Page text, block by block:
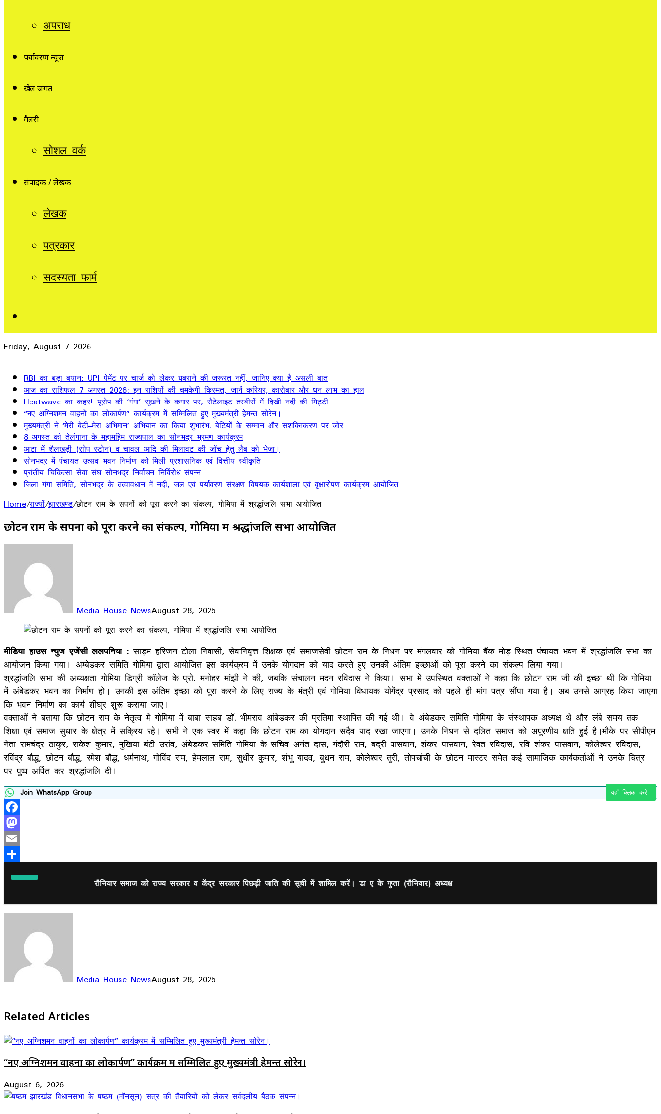
अपराध
पर्यावरण न्यूज़
खेल जगत
गैलरी
सोशल वर्क
संपादक / लेखक
लेखक
पत्रकार
सदस्यता फार्म
Friday, August 7 2026
RBI का बड़ा बयान: UPI पेमेंट पर चार्ज को लेकर घबराने की जरूरत नहीं, जानिए क्या है असली बात
आज का राशिफल 7 अगस्त 2026: इन राशियों की चमकेगी किस्मत, जानें करियर, कारोबार और धन लाभ का हाल
Heatwave का कहर! यूरोप की ‘गंगा’ सूखने के कगार पर, सैटेलाइट तस्वीरों में दिखी नदी की मिट्टी
“नए अग्निशमन वाहनों का लोकार्पण” कार्यक्रम में सम्मिलित हुए मुख्यमंत्री हेमन्त सोरेन।
मुख्यमंत्री ने ‘मेरी बेटी–मेरा अभिमान’ अभियान का किया शुभारंभ, बेटियों के सम्मान और सशक्तिकरण पर जोर
8 अगस्त को तेलंगाना के महामहिम राज्यपाल का सोनभद्र भ्रमण कार्यक्रम
आटा में शैलखड़ी (राोप स्टोन) व चावल आदि की मिलावट की जॉच हेतु लैब को भेजा।
सोनभद्र में पंचायत उत्सव भवन निर्माण को मिली प्रशासनिक एवं वित्तीय स्वीकृति
प्रांतीय चिकित्सा सेवा संघ सोनभद्र निर्वाचन निर्विरोध संपन्न
जिला गंगा समिति, सोनभद्र के तत्वावधान में नदी, जल एवं पर्यावरण संरक्षण विषयक कार्यशाला एवं वृक्षारोपण कार्यक्रम आयोजित
Home/राज्यों/झारखण्ड/छोटन राम के सपनों को पूरा करने का संकल्प, गोमिया में श्रद्धांजलि सभा आयोजित
छोटन राम के सपनों को पूरा करने का संकल्प, गोमिया में श्रद्धांजलि सभा आयोजित
Media House NewsAugust 28, 2025
Facebook
LinkedIn
WhatsApp
Telegram
मीडिया हाउस न्युज एजेंसी ललपनिया :साड़म हरिजन टोला निवासी, सेवानिवृत्त शिक्षक एवं समाजसेवी छोटन राम के निधन पर मंगलवार को गोमिया बैंक मोड़ स्थित पंचायत भवन में श्रद्धांजलि सभा का
आयोजन किया गया। अम्बेडकर समिति गोमिया द्वारा आयोजित इस कार्यक्रम में उनके योगदान को याद करते हुए उनकी अंतिम इच्छाओं को पूरा करने का संकल्प लिया गया।
श्रद्धांजलि सभा की अध्यक्षता गोमिया डिग्री कॉलेज के प्रो. मनोहर मांझी ने की, जबकि संचालन मदन रविदास ने किया। सभा में उपस्थित वक्ताओं ने कहा कि छोटन राम जी की इच्छा थी कि गोमिया
में अंबेडकर भवन का निर्माण हो। उनकी इस अंतिम इच्छा को पूरा करने के लिए राज्य के मंत्री एवं गोमिया विधायक योगेंद्र प्रसाद को पहले ही मांग पत्र सौंपा गया है। अब उनसे आग्रह किया जाएगा
कि भवन निर्माण का कार्य शीघ्र शुरू कराया जाए।
वक्ताओं ने बताया कि छोटन राम के नेतृत्व में गोमिया में बाबा साहब डॉ. भीमराव आंबेडकर की प्रतिमा स्थापित की गई थी। वे अंबेडकर समिति गोमिया के संस्थापक अध्यक्ष थे और लंबे समय तक
शिक्षा एवं समाज सुधार के क्षेत्र में सक्रिय रहे। सभी ने एक स्वर में कहा कि छोटन राम का योगदान सदैव याद रखा जाएगा। उनके निधन से दलित समाज को अपूरणीय क्षति हुई है।मौके पर सीपीएम
नेता रामचंद्र ठाकुर, राकेश कुमार, मुखिया बंटी उरांव, अंबेडकर समिति गोमिया के सचिव अनंत दास, गंदौरी राम, बद्री पासवान, शंकर पासवान, रेवत रविदास, रवि शंकर पासवान, कोलेश्वर रविदास,
रविंद्र बौद्ध, छोटन बौद्ध, रमेश बौद्ध, धर्मनाथ, गोविंद राम, हेमलाल राम, सुधीर कुमार, शंभु यादव, बुधन राम, कोलेश्वर तुरी, तोपचांची के छोटन मास्टर समेत कई सामाजिक कार्यकर्ताओं ने उनके चित्र
पर पुष्प अर्पित कर श्रद्धांजलि दी।
Join WhatsApp Group यहाँ क्लिक करे
Facebook
Mastodon
Email
रौनियार समाज को राज्य सरकार व केंद्र सरकार पिछड़ी जाति की सूची में शामिल करें। डा ए के गुप्ता (रौनियार) अध्यक्ष
Media House NewsAugust 28, 2025
Related Articles
“नए अग्निशमन वाहनों का लोकार्पण” कार्यक्रम में सम्मिलित हुए मुख्यमंत्री हेमन्त सोरेन।
August 6, 2026